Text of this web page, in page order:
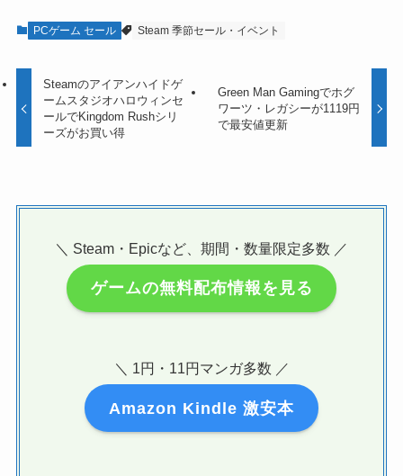
PCゲーム セール Steam 季節セール・イベント
Steamのアイアンハイドゲ
ームスタジオハロウィンセ
ールでKingdom Rushシリ
ーズがお買い得
Green Man Gamingでホグ
ワーツ・レガシーが1119円
で最安値更新
＼ Steam・Epicなど、期間・数量限定多数 ／
ゲームの無料配布情報を見る
＼ 1円・11円マンガ多数 ／
Amazon Kindle 激安本